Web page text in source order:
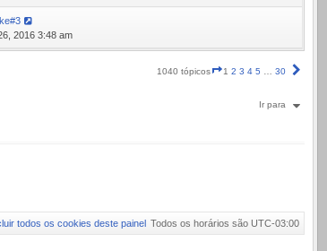
2016 3:48 am
1040 tópicos
Página
1 2 3 4 5 30
Ir para
Todos os horários são UTC-03:00
todos os cookies deste painel